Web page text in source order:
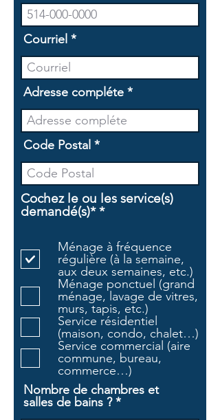
Courriel
Adresse compléte
Code Postal
Cochez le ou les service(s)
demandé(s)* *O
g
a
t
o
i
r
e
Ménage à fréquence
régulière (à la semaine,
aux deux semaines, etc.)
Ménage ponctuel (grand
ménage, lavage de vitres,
murs, tapis, etc.)
Service résidentiel
(maison, condo, chalet…)
Service commercial (aire
commune, bureau,
commerce…)
Nombre de chambres et
salles de bains ?